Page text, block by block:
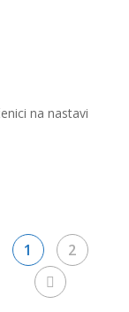
na nastavi
1 2